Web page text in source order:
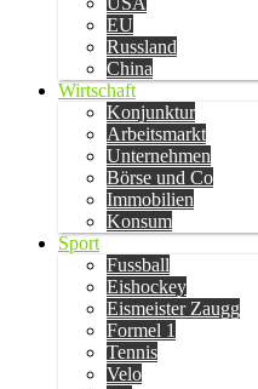
EU
Russland
China
Wirtschaft
Konjunktur
Arbeitsmarkt
Unternehmen
Börse und Co
Immobilien
Konsum
Sport
Fussball
Eishockey
Eismeister Zaugg
Formel 1
Tennis
Velo